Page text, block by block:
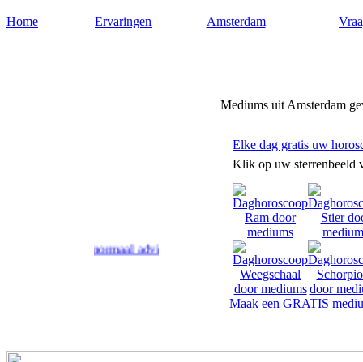
Home Ervaringen Amsterdam
Mediums uit Amsterdam
geven paranormaal advies en antwoord op uw levensvragen.
Elke dag gratis uw
Klik op uw sterrenbeeld
Maak een GRATIS